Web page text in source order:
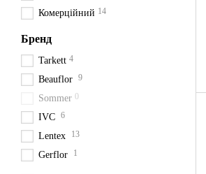
Комерційний 14
Бренд
Tarkett 4
Beauflor 9
Sommer 0
IVC 6
Lentex 13
Gerflor 1